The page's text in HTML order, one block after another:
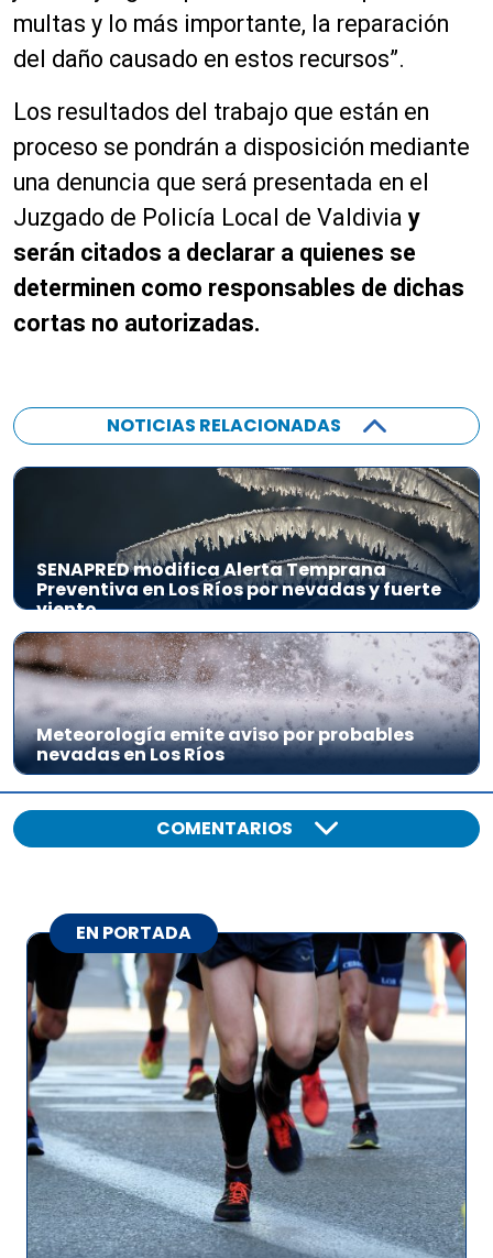
multas y lo más importante, la reparación
del daño causado en estos recursos”.
Los resultados del trabajo que están en
proceso se pondrán a disposición mediante
una denuncia que será presentada en el
Juzgado de Policía Local de Valdivia y
serán citados a declarar a quienes se
determinen como responsables de dichas
cortas no autorizadas.
NOTICIAS RELACIONADAS
SENAPRED modifica Alerta Temprana
Preventiva en Los Ríos por nevadas y fuerte
viento
Meteorología emite aviso por probables
nevadas en Los Ríos
COMENTARIOS
EN PORTADA